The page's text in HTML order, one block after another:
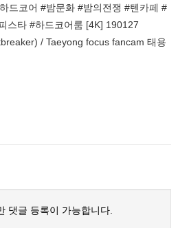
드코어 #밤문화 #밤의전쟁 #텐카페 #
스타 #하드코어룸 [4K] 190127
/ Taeyong focus fancam 태용
댓글 등록이 가능합니다.